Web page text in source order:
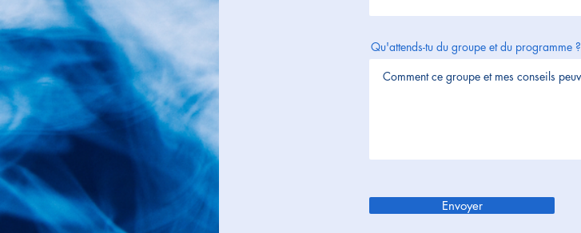
Qu'attends-tu du groupe et du programme ?
Envoyer